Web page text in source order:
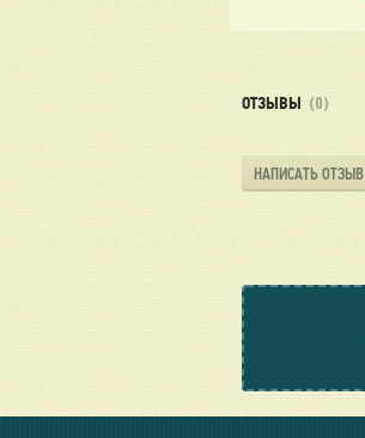
ОТЗЫВЫ (0)
НАПИСАТЬ ОТЗЫВ